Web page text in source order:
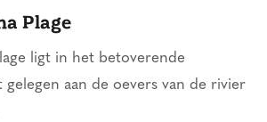
Plage
ligt in het betoverende
gelegen aan de oevers van de rivier